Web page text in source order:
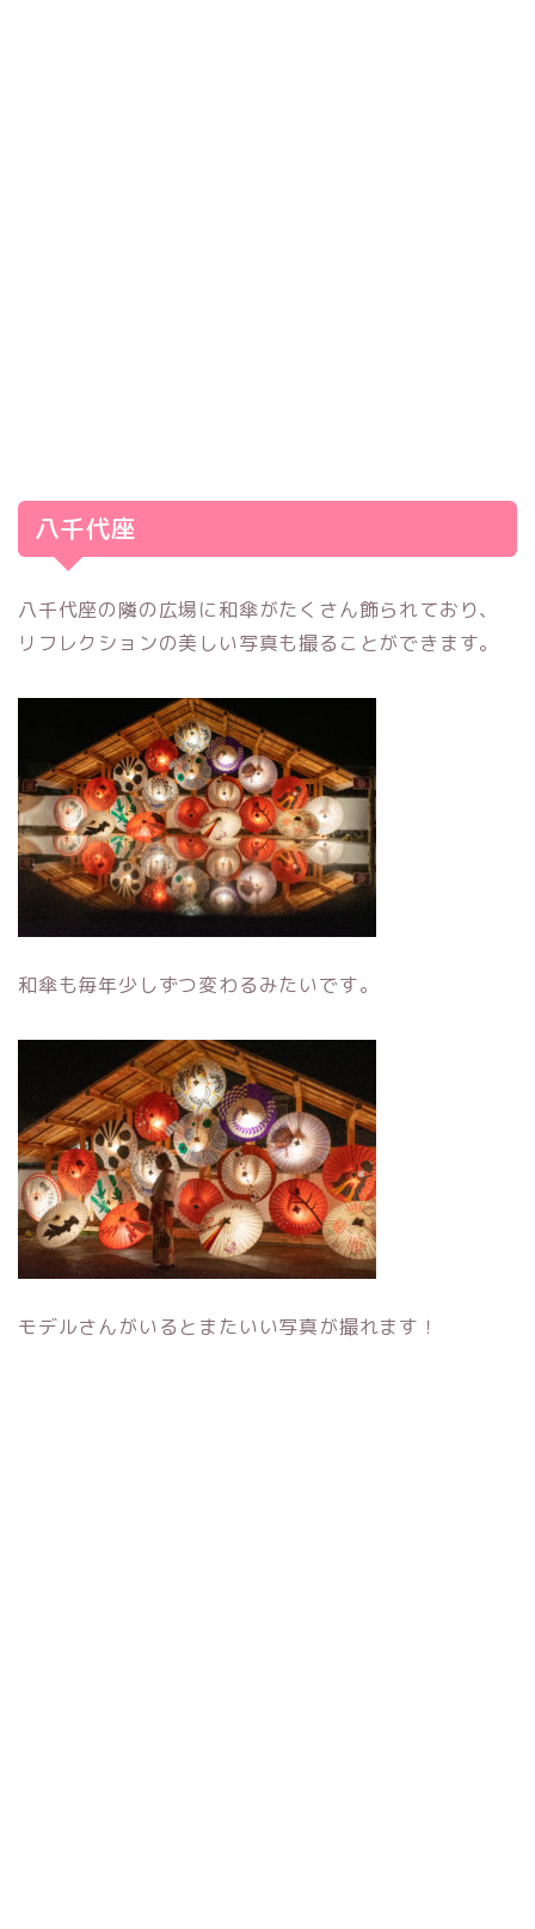
八千代座
八千代座の隣の広場に和傘がたくさん飾られており、
リフレクションの美しい写真も撮ることができます。
和傘も毎年少しずつ変わるみたいです。
モデルさんがいるとまたいい写真が撮れます！